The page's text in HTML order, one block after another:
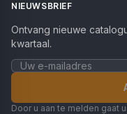
NIEUWSBRIEF
Ontvang nieuwe
kwartaal.
Door u aan te melden gaat